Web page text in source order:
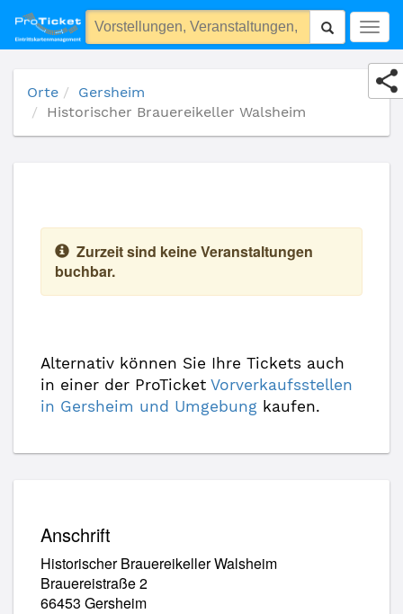
Historischer Brauereikeller Walsheim
Orte
Gersheim
Historischer Brauereikeller Walsheim
Zurzeit sind keine Veranstaltungen
buchbar.
Alternativ können Sie Ihre Tickets auch
in einer der ProTicket Vorverkaufsstellen
in Gersheim und Umgebung kaufen.
Anschrift
Historischer Brauereikeller Walsheim
Brauereistraße 2
66453 Gersheim